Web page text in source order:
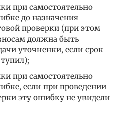
при самостоятельно
до назначения
проверки (при этом
должна быть
уточненки, если срок
при самостоятельно
если при проведении
эту ошибку не увидели